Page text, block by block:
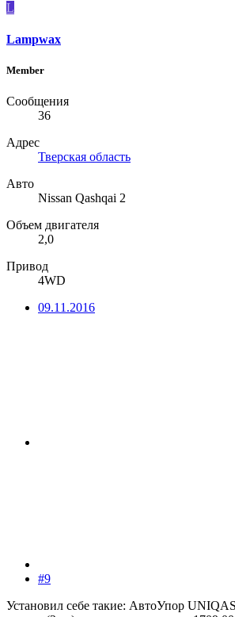
L
Lampwax
Member
Сообщения
36
Адрес
Тверская область
Авто
Nissan Qashqai 2
Объем двигателя
2,0
Привод
4WD
09.11.2016
#9
Установил себе такие: АвтоУпор